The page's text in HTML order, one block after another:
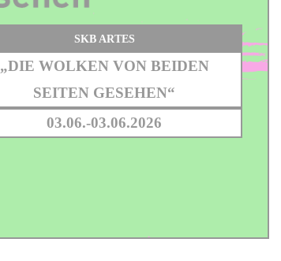
SKB ARTES
„DIE WOLKEN VON BEIDEN
SEITEN GESEHEN“
03.06.-03.06.2026